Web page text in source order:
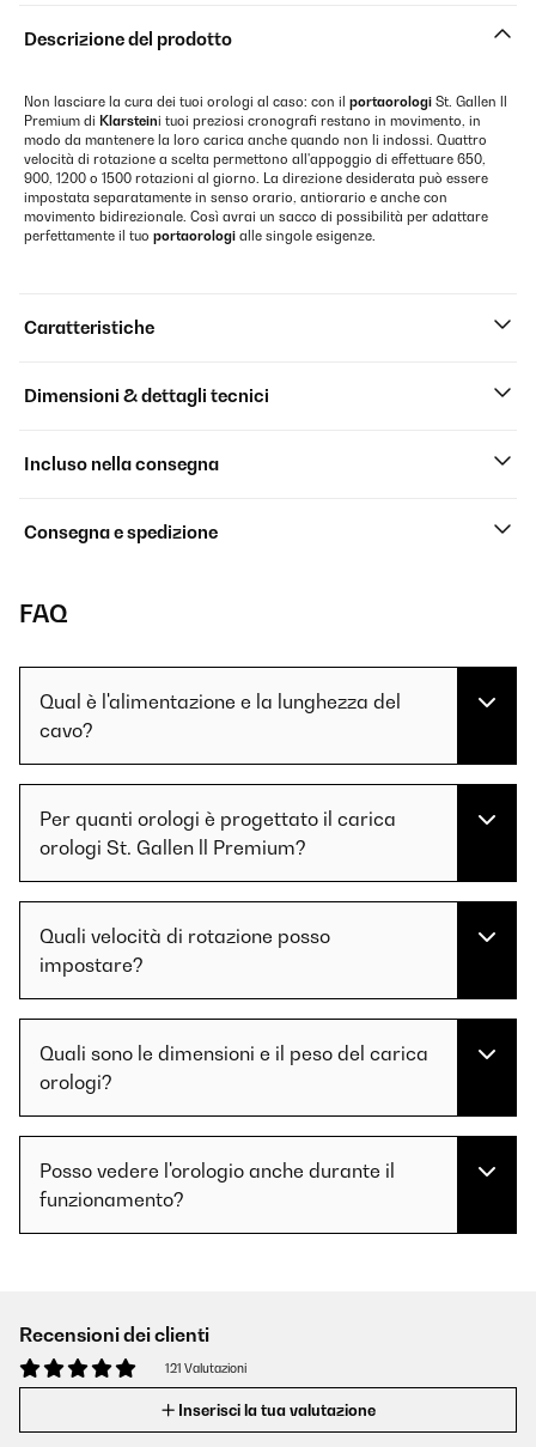
Descrizione del prodotto
Non lasciare la cura dei tuoi orologi al caso: con il portaorologi St. Gallen ll
Premium di Klarsteini tuoi preziosi cronografi restano in movimento, in
modo da mantenere la loro carica anche quando non li indossi. Quattro
velocità di rotazione a scelta permettono all'appoggio di effettuare 650,
900, 1200 o 1500 rotazioni al giorno. La direzione desiderata può essere
impostata separatamente in senso orario, antiorario e anche con
movimento bidirezionale. Così avrai un sacco di possibilità per adattare
perfettamente il tuo portaorologi alle singole esigenze.
Caratteristiche
Dimensioni & dettagli tecnici
Incluso nella consegna
Consegna e spedizione
FAQ
Qual è l'alimentazione e la lunghezza del
cavo?
Per quanti orologi è progettato il carica
orologi St. Gallen ll Premium?
Quali velocità di rotazione posso
impostare?
Quali sono le dimensioni e il peso del carica
orologi?
Posso vedere l'orologio anche durante il
funzionamento?
Recensioni dei clienti
121 Valutazioni
Inserisci la tua valutazione